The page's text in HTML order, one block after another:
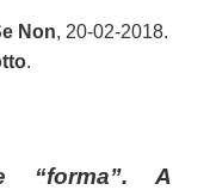
Non, 20-02-2018.
.
“forma”. A